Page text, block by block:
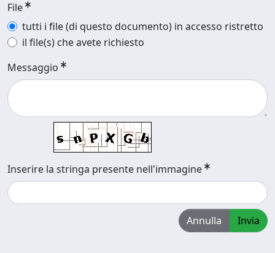
File
tutti i file (di questo documento) in accesso ristretto
il file(s) che avete richiesto
Messaggio
Inserire la stringa presente nell'immagine
Annulla Invia